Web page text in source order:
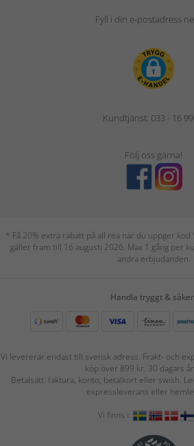
Fyll i din e-postadress
Kundtjänst: 033 - 16
Följ oss gärna!
* Få 20% extra rabatt på all rea när du uppger kod
gäller fram till 16 augusti 2026. Max 1 gång per
andra erbjudanden.
Handla tryggt &
Vi levererar endast till svensk adress. Frakt- och
köp över 899 kr. 30 dagars
Betalsätt: faktura, konto, betalkort eller swish.
expressleverans eller
Vi finns i: